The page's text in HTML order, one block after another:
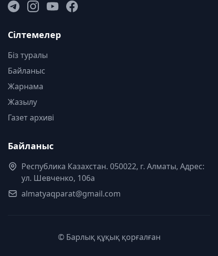
Сілтемелер
Біз туралы
Байланыс
Жарнама
Жазылу
Газет архиві
Байланыс
Республика Казахстан. 050022, г. Алматы, Адрес:
ул. Шевченко, 106а
almatyaqparat@gmail.com
© Барлық құқық қорғалған